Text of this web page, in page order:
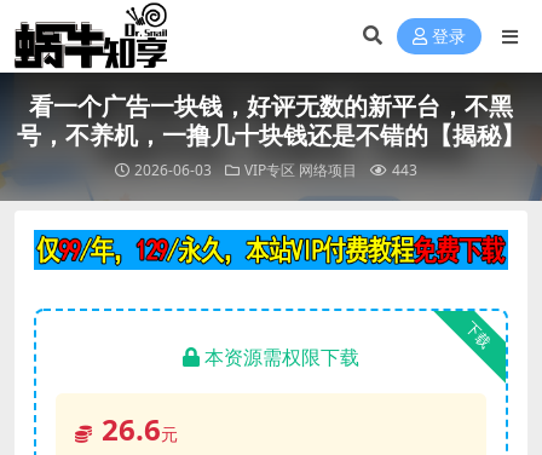
登录
看一个广告一块钱，好评无数的新平台，不黑
号，不养机，一撸几十块钱还是不错的【揭秘】
2026-06-03 VIP专区 网络项目 443
下载
本资源需权限下载
26.6元